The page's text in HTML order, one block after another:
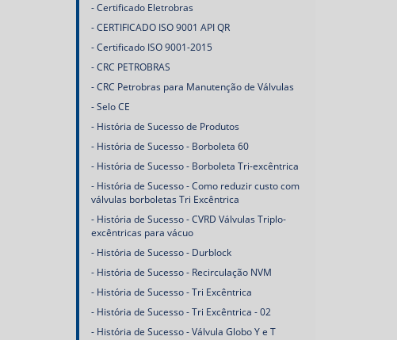
Certificado Eletrobras
CERTIFICADO ISO 9001 API QR
Certificado ISO 9001-2015
CRC PETROBRAS
CRC Petrobras para Manutenção de Válvulas
Selo CE
História de Sucesso de Produtos
História de Sucesso - Borboleta 60
História de Sucesso - Borboleta Tri-excêntrica
História de Sucesso - Como reduzir custo com
válvulas borboletas Tri Excêntrica
História de Sucesso - CVRD Válvulas Triplo-
excêntricas para vácuo
História de Sucesso - Durblock
História de Sucesso - Recirculação NVM
História de Sucesso - Tri Excêntrica
História de Sucesso - Tri Excêntrica - 02
História de Sucesso - Válvula Globo Y e T